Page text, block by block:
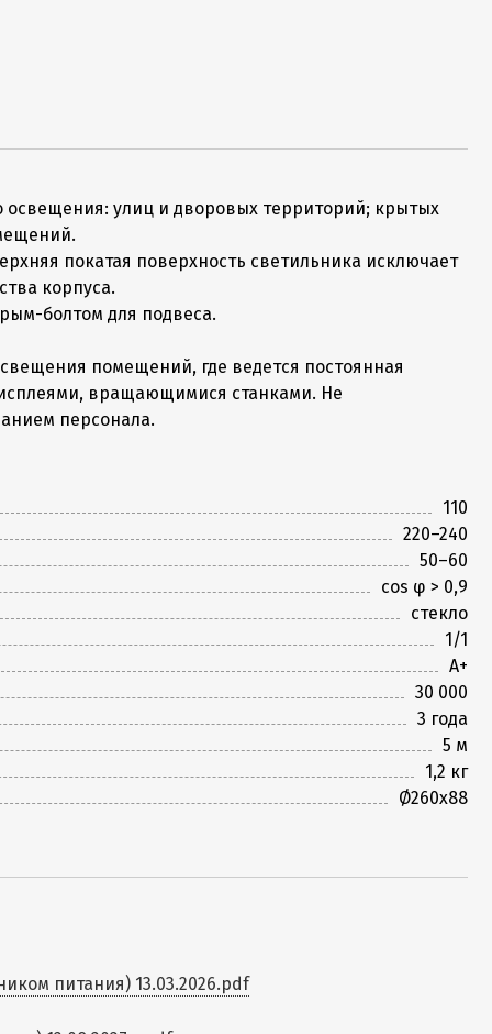
освещения: улиц и дворовых территорий; крытых
покатая поверхность светильника исключает
корпуса.
болтом для подвеса.
помещений, где ведется постоянная
вращающимися станками. Не
персонала.
110
220–240
50–60
cos φ > 0,9
стекло
1/1
A+
30 000
3 года
5 м
1,2 кг
Ø260x88
питания) 13.03.2026.pdf